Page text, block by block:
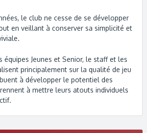
le club ne cesse de se développer
en veillant à conserver sa simplicité et
équipes Jeunes et Senior, le staff et les
principalement sur la qualité de jeu
à développer le potentiel des
à mettre leurs atouts individuels